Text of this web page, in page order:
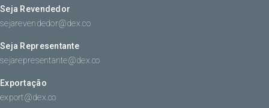
Seja Revendedor
sejarevendedor@dex.co
Seja Representante
sejarepresentante@dex.co
Exportação
export@dex.co